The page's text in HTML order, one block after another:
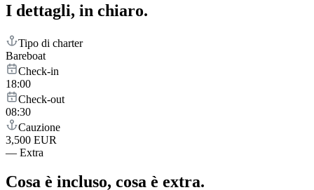
I dettagli, in chiaro.
Tipo di charter
Bareboat
Check-in
18:00
Check-out
08:30
Cauzione
3,500 EUR
— Extra
Cosa è incluso, cosa è extra.